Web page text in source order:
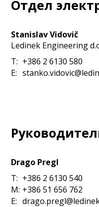
Отдел
Stanislav Vidovič
Ledinek Engineering
T: +386 2 6130 580
E:
Drago Pregl
T: +386 2 6130 540
M: +386 51 656 762
E: